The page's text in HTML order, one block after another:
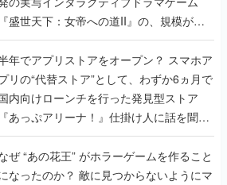
『盛世天下：女帝への道II』の、規模が違
こだわりをプロデューサーに聞いた
年でアプリストアをオープン？ スマホア
リの“代替ストア”として、わずか6ヵ月で
内向けローンチを行った発見型ストア
『あっぷアリーナ！』仕掛け人に話を聞い
みた
ぜ “あの花王” がホラーゲームを作ること
ったのか？ 敵に見つからないようにマ